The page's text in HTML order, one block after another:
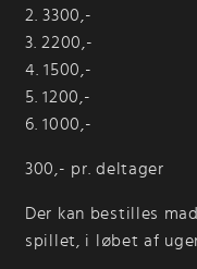
2. 3300,-
3. 2200,-
4. 1500,-
5. 1200,-
6. 1000,-
300,- pr. deltager
Der kan bestilles
spillet, i løbet af